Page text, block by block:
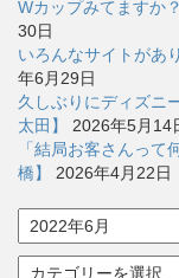
Wカップみてますか
30日
いろんなサイトがあ
年6月29日
久しぶりにディズニ
太田】
2026年5月14
「結局お客さんっ
橋】
2026年4月22日
ア
ー
カ
カ